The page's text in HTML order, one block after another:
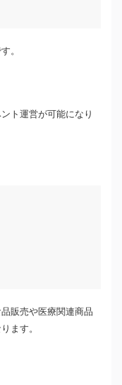
。
ト運営が可能になり
販売や医療関連商品
ます。